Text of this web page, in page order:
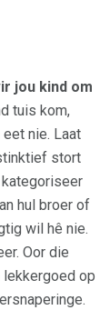
jou kind om
tuis kom,
nie. Laat
stort
hul broer of
wil hê nie.
Oor die
lekkergoed op